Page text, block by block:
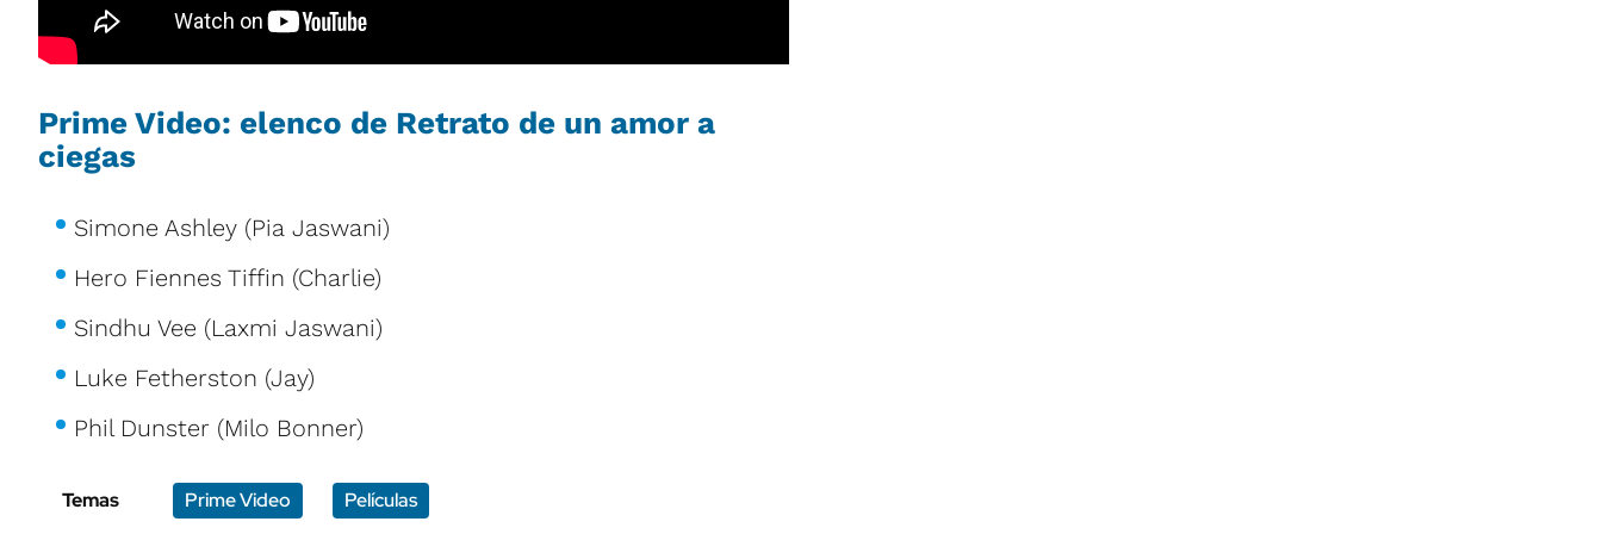
Prime Video: elenco de Retrato de un amor a
ciegas
Simone Ashley (Pia Jaswani)
Hero Fiennes Tiffin (Charlie)
Sindhu Vee (Laxmi Jaswani)
Luke Fetherston (Jay)
Phil Dunster (Milo Bonner)
Temas Prime Video Películas